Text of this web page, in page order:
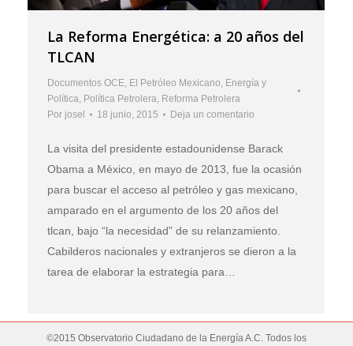
La Reforma Energética: a 20 años del
TLCAN
Documentos OCE, El Petróleo Mexicano, Energía y
Política, Política Petrolera, Reforma Petrolera
Por josel 18 junio, 2015 Deja un comentario
La visita del presidente estadounidense Barack
Obama a México, en mayo de 2013, fue la ocasión
para buscar el acceso al petróleo y gas mexicano,
amparado en el argumento de los 20 años del
tlcan, bajo “la necesidad” de su relanzamiento.
Cabilderos nacionales y extranjeros se dieron a la
tarea de elaborar la estrategia para…
©2015 Observatorio Ciudadano de la Energía A.C. Todos los